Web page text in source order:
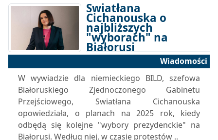
Swiatłana
Cichanouska o
najbliższych
"wyborach" na
Białorusi
Wiadomości
W wywiadzie dla niemieckiego BILD, szefowa
Białoruskiego Zjednoczonego Gabinetu
Przejściowego, Swiatłana Cichanouska
opowiedziała, o planach na 2025 rok, kiedy
odbędą się kolejne "wybory prezydenckie" na
Białorusi. Według niej, w czasie protestów ..